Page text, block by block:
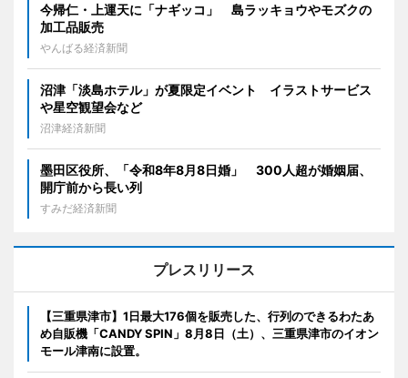
今帰仁・上運天に「ナギッコ」 島ラッキョウやモズクの
加工品販売
やんばる経済新聞
沼津「淡島ホテル」が夏限定イベント イラストサービス
や星空観望会など
沼津経済新聞
墨田区役所、「令和8年8月8日婚」 300人超が婚姻届、
開庁前から長い列
すみだ経済新聞
プレスリリース
【三重県津市】1日最大176個を販売した、行列のできるわたあ
め自販機「CANDY SPIN」8月8日（土）、三重県津市のイオン
モール津南に設置。